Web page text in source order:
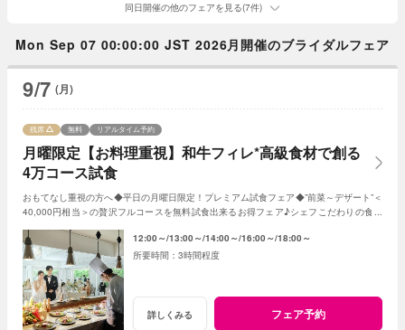
同日開催の他のフェアを見る(7件)
Mon Sep 07 00:00:00 JST 2026月開催のブライダルフェア
9/7 (月)
月曜限定【お料理重視】和牛フィレ*高級食材で創る
4万コース試食
残席 無料 リアルタイム予約
おもてなし重視の方へ◆平日の月曜日限定！プレミアム試食フェア◆”前菜～デザート”＜
40,000円相当＞の贅沢フルコースを無料試食出来るお得フェア♪シェフこだわりの食材
12:00～ 13:00～ 14:00～ 16:00～ 18:00～
3時間程度
詳しくみる フェア予約